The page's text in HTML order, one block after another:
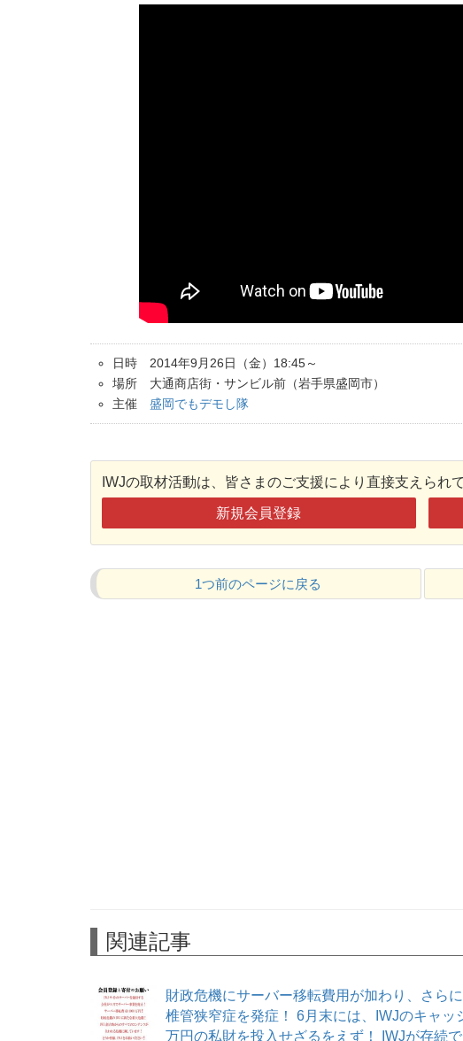
日時 2014年9月26日（金）18:45～
場所 大通商店街・サンビル前（岩手県盛岡市）
主催 盛岡でもデモし隊
IWJの取材活動は、皆さまのご支援により直接支えられ
新規会員登録
1つ前のページに戻る
関連記事
財政危機にサーバー移転費用が加わり、さら
椎管狭窄症を発症！ 6月末には、IWJのキャ
万円の私財を投入せざるをえず！ IWJが存続